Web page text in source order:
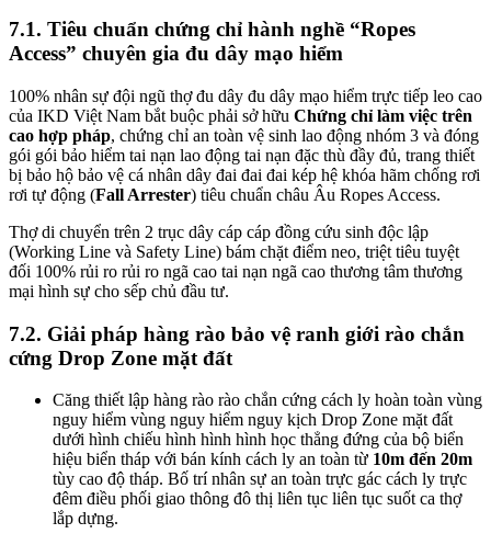
7.1. Tiêu chuẩn chứng chỉ hành nghề “Ropes
Access” chuyên gia đu dây mạo hiểm
100% nhân sự đội ngũ thợ đu dây đu dây mạo hiểm trực tiếp leo cao
của IKD Việt Nam bắt buộc phải sở hữu Chứng chỉ làm việc trên
cao hợp pháp, chứng chỉ an toàn vệ sinh lao động nhóm 3 và đóng
gói gói bảo hiểm tai nạn lao động tai nạn đặc thù đầy đủ, trang thiết
bị bảo hộ bảo vệ cá nhân dây đai đai đai kép hệ khóa hãm chống rơi
rơi tự động (Fall Arrester) tiêu chuẩn châu Âu Ropes Access.
Thợ di chuyển trên 2 trục dây cáp cáp đồng cứu sinh độc lập
(Working Line và Safety Line) bám chặt điểm neo, triệt tiêu tuyệt
đối 100% rủi ro rủi ro ngã cao tai nạn ngã cao thương tâm thương
mại hình sự cho sếp chủ đầu tư.
7.2. Giải pháp hàng rào bảo vệ ranh giới rào chắn
cứng Drop Zone mặt đất
Căng thiết lập hàng rào rào chắn cứng cách ly hoàn toàn vùng
nguy hiểm vùng nguy hiểm nguy kịch Drop Zone mặt đất
dưới hình chiếu hình hình hình học thẳng đứng của bộ biển
hiệu biển tháp với bán kính cách ly an toàn từ 10m đến 20m
tùy cao độ tháp. Bố trí nhân sự an toàn trực gác cách ly trực
đêm điều phối giao thông đô thị liên tục liên tục suốt ca thợ
lắp dựng.